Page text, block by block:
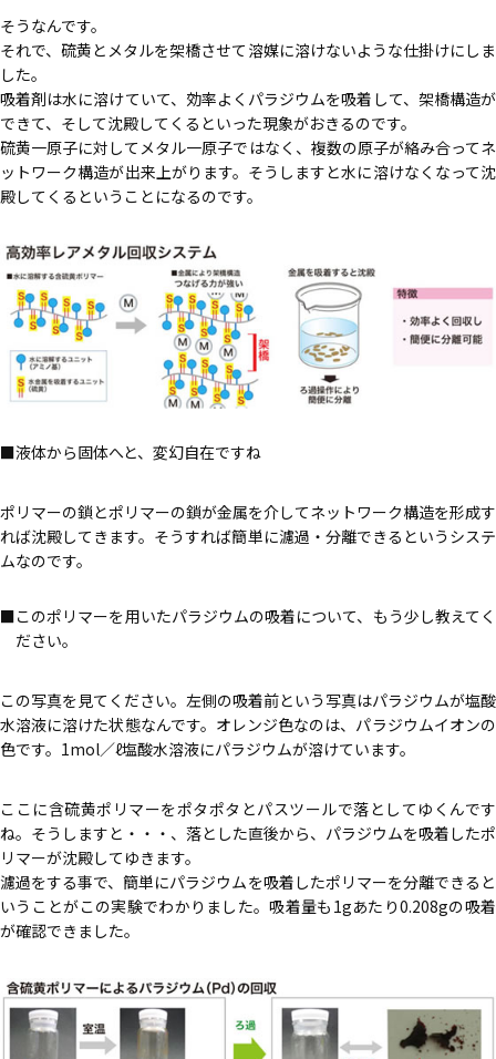
そうなんです。
それで、硫黄とメタルを架橋させて溶媒に溶けないような仕掛けにしま
した。
吸着剤は水に溶けていて、効率よくパラジウムを吸着して、架橋構造が
できて、そして沈殿してくるといった現象がおきるのです。
硫黄一原子に対してメタル一原子ではなく、複数の原子が絡み合ってネ
ットワーク構造が出来上がります。そうしますと水に溶けなくなって沈
殿してくるということになるのです。
液体から固体へと、変幻自在ですね
ポリマーの鎖とポリマーの鎖が金属を介してネットワーク構造を形成す
れば沈殿してきます。そうすれば簡単に濾過・分離できるというシステ
ムなのです。
このポリマーを用いたパラジウムの吸着について、もう少し教えてく
ださい。
この写真を見てください。左側の吸着前という写真はパラジウムが塩酸
水溶液に溶けた状態なんです。オレンジ色なのは、パラジウムイオンの
色です。1mol／ℓ塩酸水溶液にパラジウムが溶けています。
ここに含硫黄ポリマーをポタポタとパスツールで落としてゆくんです
ね。そうしますと・・・、落とした直後から、パラジウムを吸着したポ
リマーが沈殿してゆきます。
濾過をする事で、簡単にパラジウムを吸着したポリマーを分離できると
いうことがこの実験でわかりました。吸着量も1gあたり0.208gの吸着
が確認できました。